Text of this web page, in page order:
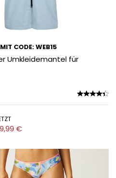
CODE: WEB15
Umkleidemantel für
€